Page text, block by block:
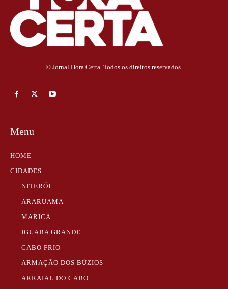
© Jornal Hora Certa. Todos os direitos reservados.
Menu
HOME
CIDADES
NITERÓI
ARARUAMA
MARICÁ
IGUABA GRANDE
CABO FRIO
ARMAÇÃO DOS BÚZIOS
ARRAIAL DO CABO